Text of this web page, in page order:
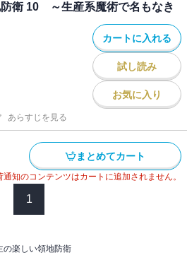
衛 10 ～生産系魔術で名もなき
カートに入れる
試し読み
お気に入り
あらすじを見る
まとめてカート
知のコンテンツはカートに追加されません。
1
の楽しい領地防衛